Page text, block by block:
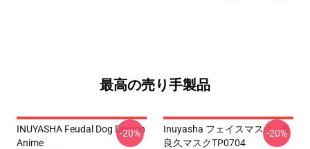
最高の売り手製品
INUYASHA Feudal Dog Demon
Anime
-20%
Inuyasha フェイスマスク - 奈
良久マスクTP0704
-20%